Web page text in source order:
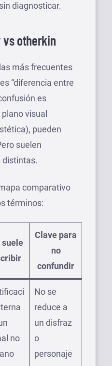
diagnosticar.
otherkin
más frecuentes
“diferencia entre
es
visual
pueden
suelen
distintas.
comparativo
términos:
suele
Clave para
no
confundir
no
No se
reduce a
un disfraz
o
personaje